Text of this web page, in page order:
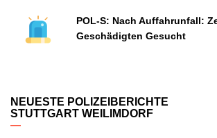
POL-S: Nach Auffahrunfall:
Geschädigten Gesucht
NEUESTE POLIZEIBERICHTE
STUTTGART WEILIMDORF